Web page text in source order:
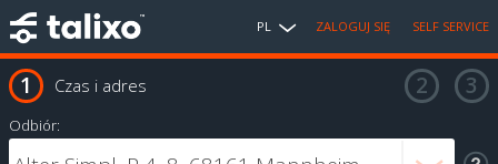
PL ZALOGUJ SIĘ SELF SERVICE
Czas i adres
Odbiór: